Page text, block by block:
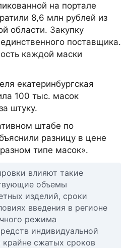
на портале
8,6 млн рублей из
области. Закупку
поставщика.
каждой маски
екатеринбургская
100 тыс. масок
штуку.
штабе по
разницу в цене
типе масок».
влияют такие
объемы
изделий, сроки
введения в регионе
режима
индивидуальной
сжатых сроков